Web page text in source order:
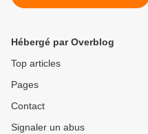
Hébergé par Overblog
Top articles
Pages
Contact
Signaler un abus